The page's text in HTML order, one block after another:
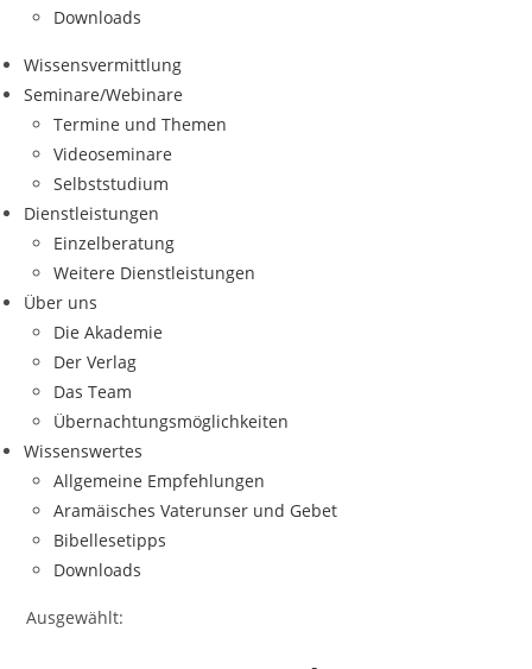
Downloads
Wissensvermittlung
Seminare/Webinare
Termine und Themen
Videoseminare
Selbststudium
Dienstleistungen
Einzelberatung
Weitere Dienstleistungen
Über uns
Die Akademie
Der Verlag
Das Team
Übernachtungsmöglichkeiten
Wissenswertes
Allgemeine Empfehlungen
Aramäisches Vaterunser und Gebet
Bibellesetipps
Downloads
Ausgewählt: